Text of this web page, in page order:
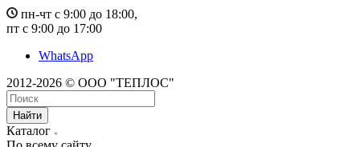
пн-чт с 9:00 до 18:00,
пт с 9:00 до 17:00
WhatsApp
2012-2026 © ООО "ТЕПЛОС"
Найти
Каталог